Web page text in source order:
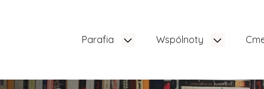
Parafia Wspólnoty